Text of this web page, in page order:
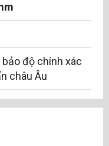
độ chính xác
châu Âu